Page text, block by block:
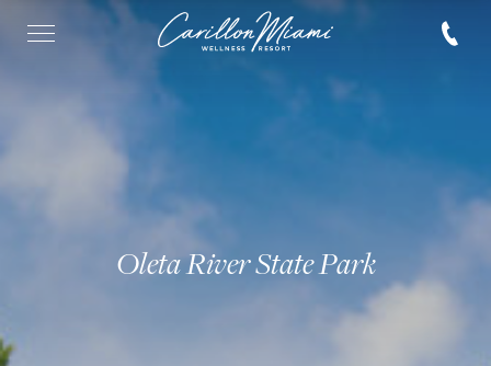
Oleta River State Park